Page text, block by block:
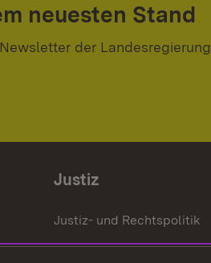
neuesten Stand
der Landesregierung.
Justiz
Justiz- und Rechtspolitik
Gerichte und